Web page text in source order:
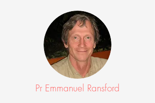
Pr Emmanuel Ransford